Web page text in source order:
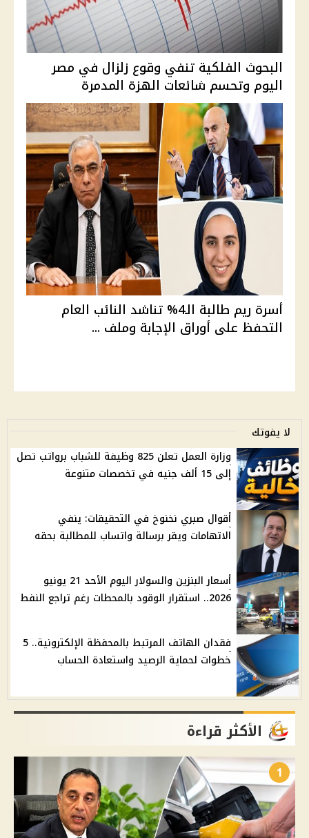
البحوث الفلكية تنفي وقوع زلزال في مصر
اليوم وتحسم شائعات الهزة المدمرة
أسرة ريم طالبة الـ4% تناشد النائب العام
التحفظ على أوراق الإجابة وملف ...
لا يفوتك
وزارة العمل تعلن 825 وظيفة للشباب برواتب تصل
إلى 15 ألف جنيه في تخصصات متنوعة
أقوال صبري نخنوخ في التحقيقات: ينفي
الاتهامات ويقر برسالة واتساب للمطالبة بحقه
أسعار البنزين والسولار اليوم الأحد 21 يونيو
2026.. استقرار الوقود بالمحطات رغم تراجع النفط
فقدان الهاتف المرتبط بالمحفظة الإلكترونية.. 5
خطوات لحماية الرصيد واستعادة الحساب
الأكثر قراءة
1